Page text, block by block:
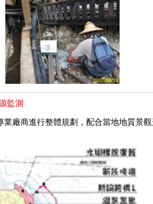
監測
廠商進行整體規劃，配合當地地質景觀